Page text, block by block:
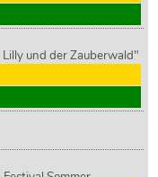
und der Zauberwald"